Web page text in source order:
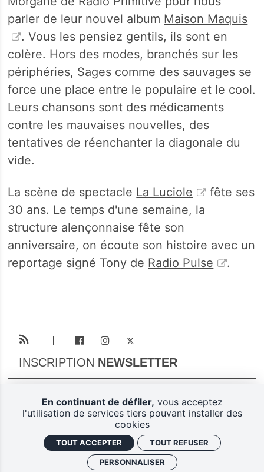
parler de leur nouvel album Maison Maquis
. Vous les pensiez gentils, ils sont en
colère. Hors des modes, branchés sur les
périphéries, Sages comme des sauvages se
force une place entre le populaire et le cool.
Leurs chansons sont des médicaments
contre les mauvaises nouvelles, des
tentatives de réenchanter la diagonale du
vide.
La scène de spectacle La Luciole
fête ses
30 ans. Le temps d'une semaine, la
structure alençonnaise fête son
anniversaire, on écoute son histoire avec un
reportage signé Tony de Radio Pulse .
INSCRIPTION NEWSLETTER
Plan du site
Mentions légales
Politique de confidentialité
En continuant de défiler, vous acceptez
l'utilisation de services tiers pouvant installer des
cookies
TOUT ACCEPTER TOUT REFUSER
PERSONNALISER